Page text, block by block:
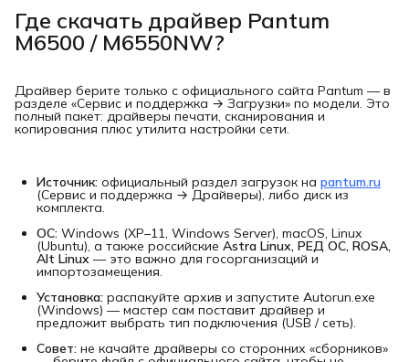
Где скачать драйвер Pantum
M6500 / M6550NW?
Драйвер берите только с официального сайта Pantum — в
разделе «Сервис и поддержка → Загрузки» по модели. Это
полный пакет: драйверы печати, сканирования и
копирования плюс утилита настройки сети.
Источник: официальный раздел загрузок на pantum.ru
(Сервис и поддержка → Драйверы), либо диск из
комплекта.
ОС: Windows (XP–11, Windows Server), macOS, Linux
(Ubuntu), а также российские Astra Linux, РЕД ОС, ROSA,
Alt Linux — это важно для госорганизаций и
импортозамещения.
Установка: распакуйте архив и запустите Autorun.exe
(Windows) — мастер сам поставит драйвер и
предложит выбрать тип подключения (USB / сеть).
Совет: не качайте драйверы со сторонних «сборников»